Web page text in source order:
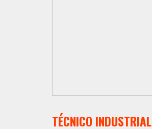
TÉCNICO INDUSTRIAL